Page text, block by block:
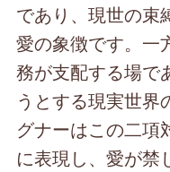
であり、現世の束
愛の象徴です。一
務が支配する場で
うとする現実世界
グナーはこの二項
に表現し、愛が禁